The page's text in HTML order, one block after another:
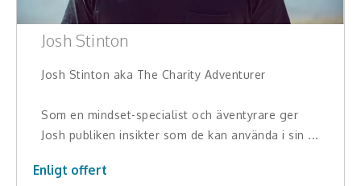
Josh Stinton
Josh Stinton aka The Charity Adventurer
Som en mindset-specialist och äventyrare ger
Josh publiken insikter som de kan använda i sin ...
Enligt offert